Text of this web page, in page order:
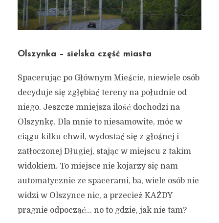
Olszynka – sielska część miasta
Spacerując po Głównym Mieście, niewiele osób
decyduje się zgłębiać tereny na południe od
niego. Jeszcze mniejsza ilość dochodzi na
Olszynkę. Dla mnie to niesamowite, móc w
ciągu kilku chwil, wydostać się z głośnej i
zatłoczonej Długiej, stając w miejscu z takim
widokiem. To miejsce nie kojarzy się nam
automatycznie ze spacerami, ba, wiele osób nie
widzi w Olszynce nic, a przecież KAŻDY
pragnie odpocząć… no to gdzie, jak nie tam?